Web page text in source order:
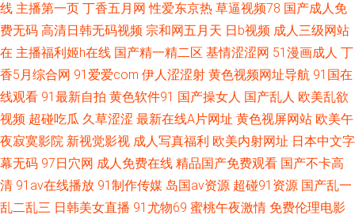
伦理在线观看 日韩超碰在线 日韩福利在线 日日视频人妻66人要 91在线综合
第一页 一区一去一区一级 影音先锋亚洲色图网 91蜜桃麻豆 丝袜人妻一二区
国产精品成 久久国产精 九九这里有精品视频 激情另类中字图区 影音先锋色
AV资源网 亚洲色情第一页诱惑 亚韩TV视频 五月天色色播 丝袜另类亚洲中文
字幕 91大神高清无码 91色片 99手机在线视频蜜桃 97社国产视频在线 91永
线 主播第一页 丁香五月网 性爱东京热 草逼视频78 国产成人免
费无码 高清日韩无码视频 宗和网五月天 日b视频 成人三级网站
在 主播福利姬h在线 国产精一精二区 基情涩涩网 51漫画成人 丁
香5月综合网 91爱爱com 伊人涩涩射 黄色视频网址导航 91国在
线观看 91最新自拍 黄色软件91 国产操女人 国产乱人 欧美乱欲
视频 超碰吃瓜 久草涩涩 最新在线A片网址 黄色视屏网站 欧美午
夜寂寞影院 新视觉影视 成人写真福利 欧美内射网址 日本中文字
幕无码 97日穴网 成人免费在线 精品国产免费观看 国产不卡高
清 91av在线播放 91制作传媒 岛国av资源 超碰91资源 国产乱一
乱二乱三 日韩美女直播 91尤物69 蜜桃午夜激情 免费伦理电影